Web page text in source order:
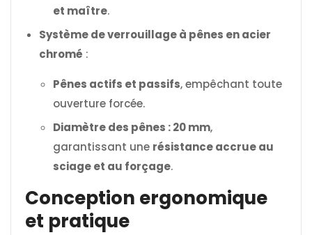
et maître.
Système de verrouillage à pênes en acier
chromé :
Pênes actifs et passifs, empêchant toute
ouverture forcée.
Diamètre des pênes : 20 mm,
garantissant une résistance accrue au
sciage et au forçage.
Conception ergonomique
et pratique